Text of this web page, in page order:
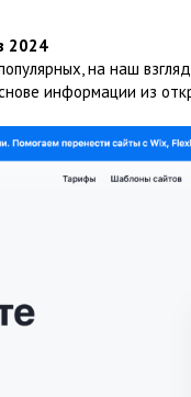
2024
на наш
информации из